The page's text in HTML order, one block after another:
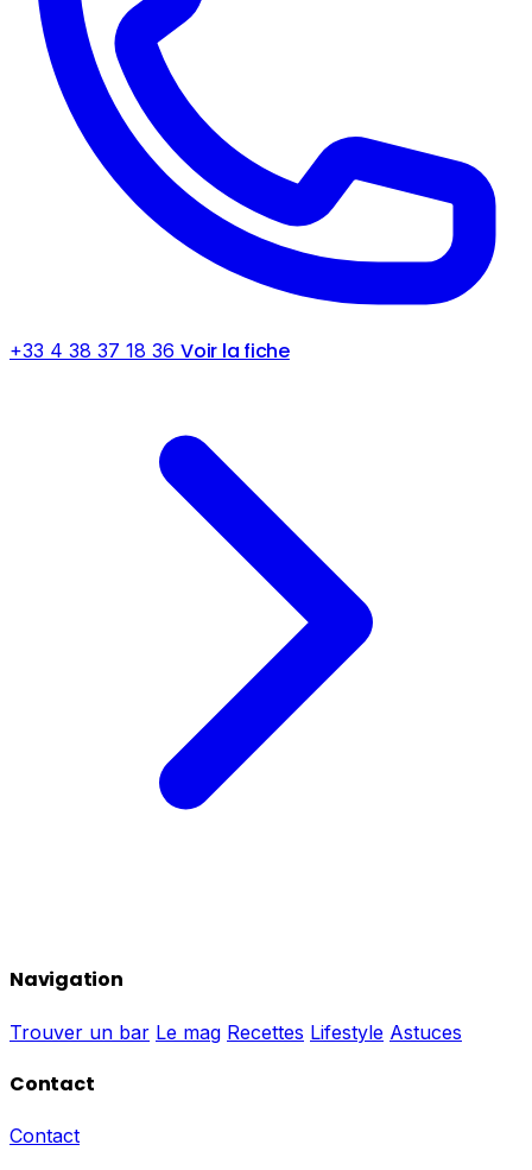
+33 4 38 37 18 36 Voir la fiche
Navigation
Trouver un bar Le mag Recettes Lifestyle Astuces
Contact
Contact